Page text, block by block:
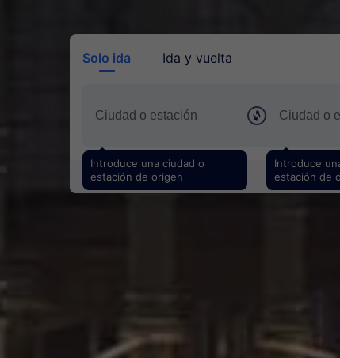
Solo ida Ida y vuelta
Introduce una ciudad o
estación de origen
Introduce
estación de